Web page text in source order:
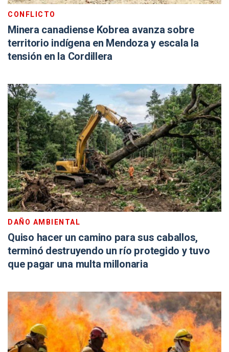
CONFLICTO
Minera canadiense Kobrea avanza sobre
territorio indígena en Mendoza y escala la
tensión en la Cordillera
DAÑO AMBIENTAL
Quiso hacer un camino para sus caballos,
terminó destruyendo un río protegido y tuvo
que pagar una multa millonaria